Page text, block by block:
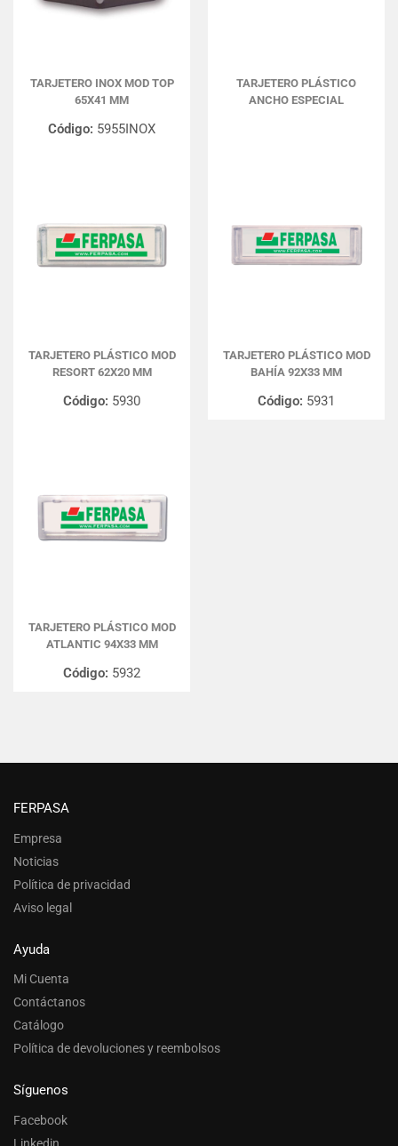
TARJETERO INOX MOD TOP
65X41 MM
Código: 5955INOX
TARJETERO PLÁSTICO
ANCHO ESPECIAL
TARJETERO PLÁSTICO MOD
RESORT 62X20 MM
Código: 5930
TARJETERO PLÁSTICO MOD
BAHÍA 92X33 MM
Código: 5931
TARJETERO PLÁSTICO MOD
ATLANTIC 94X33 MM
Código: 5932
FERPASA
Empresa
Noticias
Política de privacidad
Aviso legal
Ayuda
Mi Cuenta
Contáctanos
Catálogo
Política de devoluciones y reembolsos
Síguenos
Facebook
Linkedin